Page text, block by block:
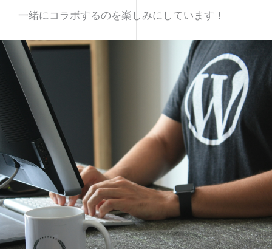
一緒にコラボするのを楽しみにしています！